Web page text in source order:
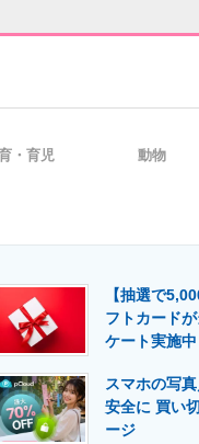
ュニティ マーケ×IT
用を支援
・育児 動物
【抽選で
フトカード
ケート実施中
スマホの写
安全に 買い
ージ